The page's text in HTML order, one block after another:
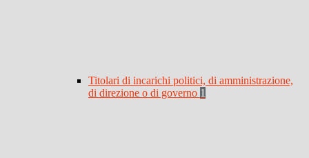
Titolari di incarichi politici, di amministrazione,
di direzione o di governo 1